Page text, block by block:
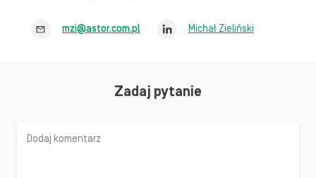
mzi@astor.com.pl Michał Zieliński
Zadaj pytanie